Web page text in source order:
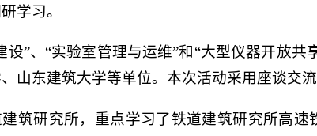
学习。
”、“实验室管理与运维”和“大型仪器开放
东建筑大学等单位。本次活动采用座谈交
筑研究所，重点学习了铁道建筑研究所高